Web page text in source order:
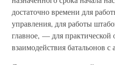
достаточно времени для
управления, для работы
главное, — для практической
взаимодействия батальонов